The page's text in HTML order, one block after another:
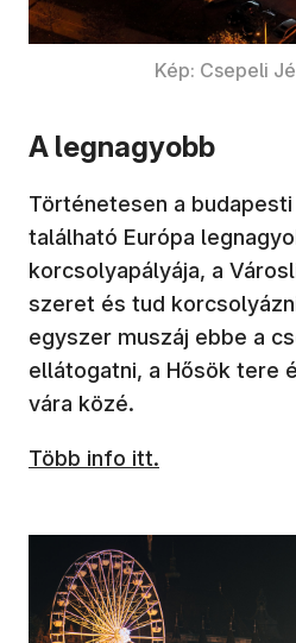
Kép: Csepeli
A legnagyobb
Történetesen a
található Európa
korcsolyapályája, a
szeret és tud
egyszer muszáj ebbe a
ellátogatni, a Hősök tere
vára közé.
Több info itt.